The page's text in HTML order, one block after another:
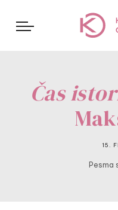
Čas
15.
Pesma